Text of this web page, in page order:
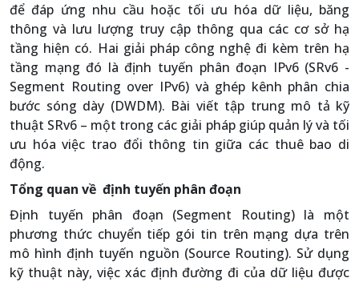
để đáp ứng nhu cầu hoặc tối ưu hóa dữ liệu, băng
thông và lưu lượng truy cập thông qua các cơ sở hạ
tầng hiện có. Hai giải pháp công nghệ đi kèm trên hạ
tầng mạng đó là định tuyến phân đoạn IPv6 (SRv6 -
Segment Routing over IPv6) và ghép kênh phân chia
bước sóng dày (DWDM). Bài viết tập trung mô tả kỹ
thuật SRv6 – một trong các giải pháp giúp quản lý và tối
ưu hóa việc trao đổi thông tin giữa các thuê bao di
động.
Tổng quan về định tuyến phân đoạn
Định tuyến phân đoạn (Segment Routing) là một
phương thức chuyển tiếp gói tin trên mạng dựa trên
mô hình định tuyến nguồn (Source Routing). Sử dụng
kỹ thuật này, việc xác định đường đi của dữ liệu được